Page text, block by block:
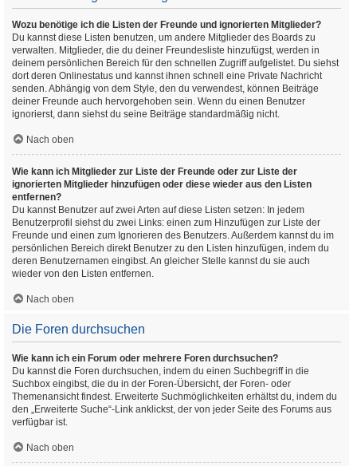
Wozu benötige ich die Listen der Freunde und ignorierten Mitglieder?
Du kannst diese Listen benutzen, um andere Mitglieder des Boards zu
verwalten. Mitglieder, die du deiner Freundesliste hinzufügst, werden in
deinem persönlichen Bereich für den schnellen Zugriff aufgelistet. Du siehst
dort deren Onlinestatus und kannst ihnen schnell eine Private Nachricht
senden. Abhängig von dem Style, den du verwendest, können Beiträge
deiner Freunde auch hervorgehoben sein. Wenn du einen Benutzer
ignorierst, dann siehst du seine Beiträge standardmäßig nicht.
Nach oben
Wie kann ich Mitglieder zur Liste der Freunde oder zur Liste der
ignorierten Mitglieder hinzufügen oder diese wieder aus den Listen
entfernen?
Du kannst Benutzer auf zwei Arten auf diese Listen setzen: In jedem
Benutzerprofil siehst du zwei Links: einen zum Hinzufügen zur Liste der
Freunde und einen zum Ignorieren des Benutzers. Außerdem kannst du im
persönlichen Bereich direkt Benutzer zu den Listen hinzufügen, indem du
deren Benutzernamen eingibst. An gleicher Stelle kannst du sie auch
wieder von den Listen entfernen.
Nach oben
Die Foren durchsuchen
Wie kann ich ein Forum oder mehrere Foren durchsuchen?
Du kannst die Foren durchsuchen, indem du einen Suchbegriff in die
Suchbox eingibst, die du in der Foren-Übersicht, der Foren- oder
Themenansicht findest. Erweiterte Suchmöglichkeiten erhältst du, indem du
den „Erweiterte Suche“-Link anklickst, der von jeder Seite des Forums aus
verfügbar ist.
Nach oben